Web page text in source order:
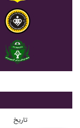
تاریخ